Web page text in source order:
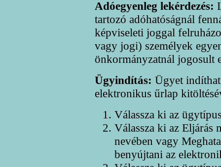
Adóegyenleg lekérdezés:
tartozó adóhatóságnál
képviseleti joggal
vagy jogi) személyek
önkormányzatnál jogosult
Ügyindítás: Ügyet
elektronikus űrlap
Válassza ki az
Válassza ki az Eljárás
nevében vagy
benyújtani az